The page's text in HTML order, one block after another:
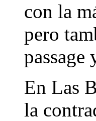
con la
pero
passage
En Las
la